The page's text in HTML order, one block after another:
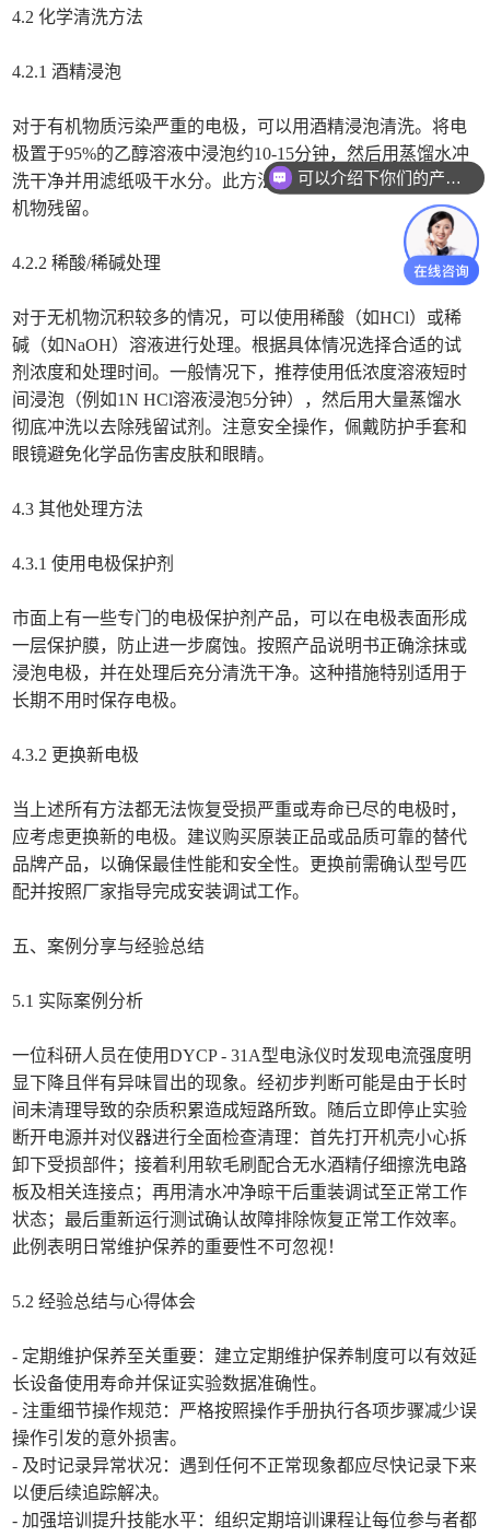
4.2 化学清洗方法
4.2.1 酒精浸泡
对于有机物质污染严重的电极，可以用酒精浸泡清洗。将电
极置于95%的乙醇溶液中浸泡约10-15分钟，然后用蒸馏水冲
洗干净并用滤纸吸干水分。此方法能有效去除油脂和其他有
机物残留。
4.2.2 稀酸/稀碱处理
对于无机物沉积较多的情况，可以使用稀酸（如HCl）或稀
碱（如NaOH）溶液进行处理。根据具体情况选择合适的试
剂浓度和处理时间。一般情况下，推荐使用低浓度溶液短时
间浸泡（例如1N HCl溶液浸泡5分钟），然后用大量蒸馏水
彻底冲洗以去除残留试剂。注意安全操作，佩戴防护手套和
眼镜避免化学品伤害皮肤和眼睛。
4.3 其他处理方法
4.3.1 使用电极保护剂
市面上有一些专门的电极保护剂产品，可以在电极表面形成
一层保护膜，防止进一步腐蚀。按照产品说明书正确涂抹或
浸泡电极，并在处理后充分清洗干净。这种措施特别适用于
长期不用时保存电极。
4.3.2 更换新电极
当上述所有方法都无法恢复受损严重或寿命已尽的电极时，
应考虑更换新的电极。建议购买原装正品或品质可靠的替代
品牌产品，以确保最佳性能和安全性。更换前需确认型号匹
配并按照厂家指导完成安装调试工作。
五、案例分享与经验总结
5.1 实际案例分析
一位科研人员在使用DYCP - 31A型电泳仪时发现电流强度明
显下降且伴有异味冒出的现象。经初步判断可能是由于长时
间未清理导致的杂质积累造成短路所致。随后立即停止实验
断开电源并对仪器进行全面检查清理：首先打开机壳小心拆
卸下受损部件；接着利用软毛刷配合无水酒精仔细擦洗电路
板及相关连接点；再用清水冲净晾干后重装调试至正常工作
状态；最后重新运行测试确认故障排除恢复正常工作效率。
此例表明日常维护保养的重要性不可忽视！
5.2 经验总结与心得体会
- 定期维护保养至关重要：建立定期维护保养制度可以有效延
长设备使用寿命并保证实验数据准确性。
- 注重细节操作规范：严格按照操作手册执行各项步骤减少误
操作引发的意外损害。
- 及时记录异常状况：遇到任何不正常现象都应尽快记录下来
以便后续追踪解决。
- 加强培训提升技能水平：组织定期培训课程让每位参与者都
你们是怎么收费的呢